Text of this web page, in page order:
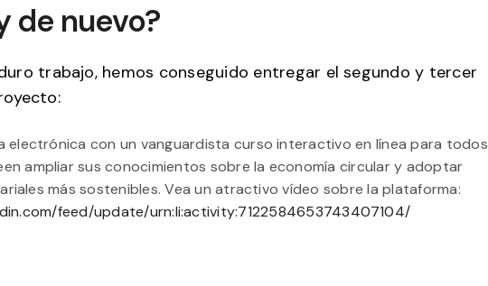
de nuevo?
trabajo, hemos conseguido entregar el segundo y tercer
electrónica con un vanguardista curso interactivo en línea para todos
ampliar sus conocimientos sobre la economía circular y adoptar
más sostenibles. Vea un atractivo vídeo sobre la plataforma:
feed/update/urn:li:activity:7122584653743407104/